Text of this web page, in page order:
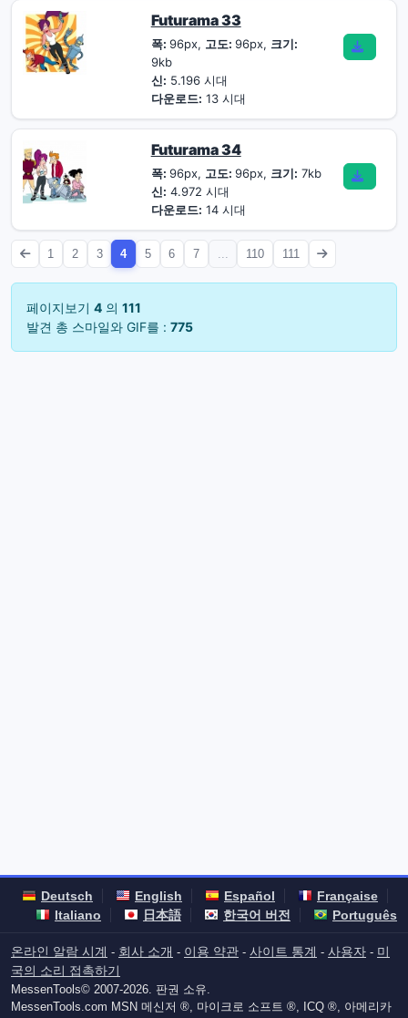
Futurama 33
폭: 96px, 고도: 96px, 크기:
9kb
신: 5.196 시대
다운로드: 13 시대
Futurama 34
폭: 96px, 고도: 96px, 크기: 7kb
신: 4.972 시대
다운로드: 14 시대
1 2 3 4 5 6 7 110 111
페이지보기 4 의 111
발견 총 스마일와 GIF를 : 775
Deutsch English Español
Française
Italiano
日本語 한국어 버전 Português
온라인 알람 시계 - 회사 소개 - 이용 약관 - 사이트 통계 - 사용자 - 미
국의 소리 접촉하기
MessenTools© 2007-2026. 판권 소유.
MessenTools.com MSN 메신저 ®, 마이크로 소프트 ®, ICQ ®, 아메리카